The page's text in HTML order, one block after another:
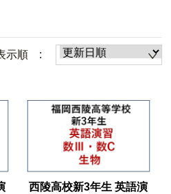
示順 :
西陵高校新3年生 英語演